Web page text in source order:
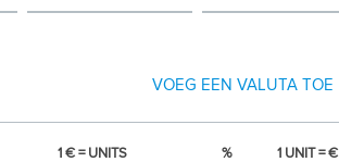
VOEG EEN VALUTA TOE
AFGHAANSE AFGHANI
1 € =UNITS % 1 UNIT= €